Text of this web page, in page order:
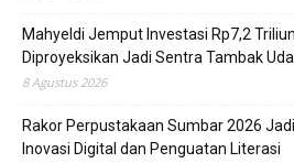
Mahyeldi Jemput Investasi Rp7,2
Diproyeksikan Jadi Sentra Tambak
8 Agustus 2026
Rakor Perpustakaan Sumbar 2026
Inovasi Digital dan Penguatan Literasi